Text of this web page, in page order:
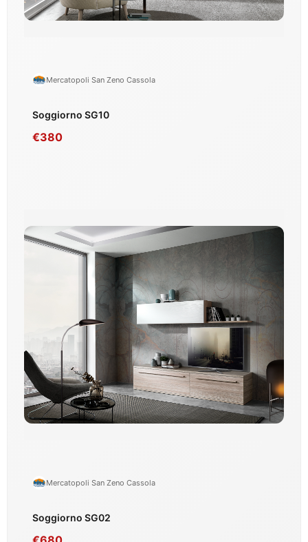
Mercatopoli San Zeno Cassola
Soggiorno SG10
€380
Mercatopoli San Zeno Cassola
Soggiorno SG02